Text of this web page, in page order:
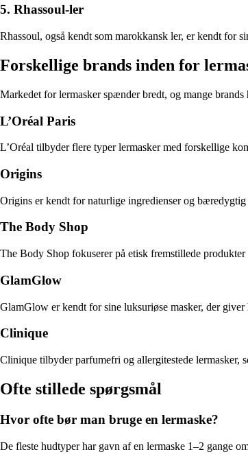
5. Rhassoul-ler
Rhassoul, også kendt som marokkansk ler, er kendt for
Forskellige brands inden for
Markedet for lermasker spænder bredt, og mange
L’Oréal Paris
L’Oréal tilbyder flere typer lermasker med forskellige
Origins
Origins er kendt for naturlige ingredienser og
The Body Shop
The Body Shop fokuserer på etisk fremstillede
GlamGlow
GlamGlow er kendt for sine luksuriøse masker, der
Clinique
Clinique tilbyder parfumefri og allergitestede lermasker,
Ofte stillede spørgsmål
Hvor ofte bør man bruge en lermaske?
De fleste hudtyper har gavn af en lermaske 1–2 gange